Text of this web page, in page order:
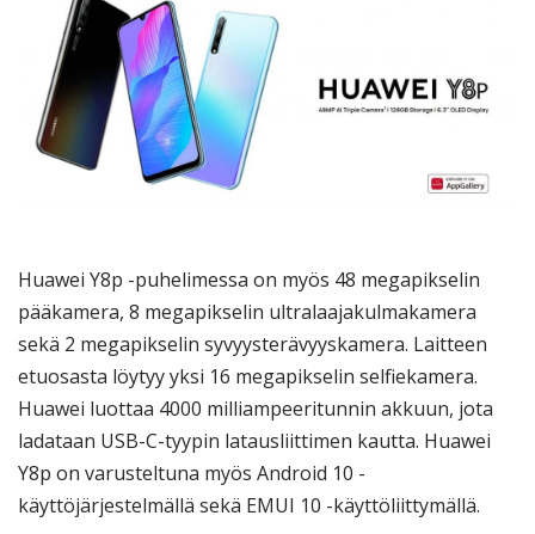
Huawei Y8p -puhelimessa on myös 48 megapikselin
pääkamera, 8 megapikselin ultralaajakulmakamera
sekä 2 megapikselin syvyysterävyyskamera. Laitteen
etuosasta löytyy yksi 16 megapikselin selfiekamera.
Huawei luottaa 4000 milliampeeritunnin akkuun, jota
ladataan USB-C-tyypin latausliittimen kautta. Huawei
Y8p on varusteltuna myös Android 10 -
käyttöjärjestelmällä sekä EMUI 10 -käyttöliittymällä.